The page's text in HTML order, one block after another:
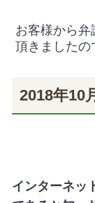
お客様から弁
頂きましたの
2018年
インターネッ